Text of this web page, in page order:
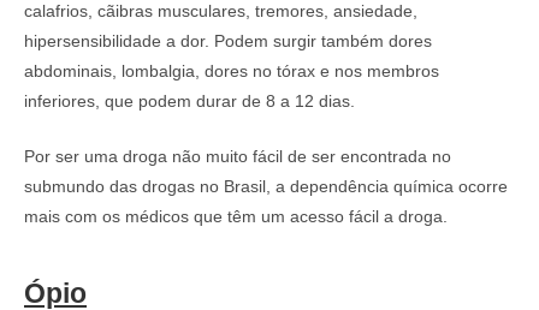
calafrios, cãibras musculares, tremores, ansiedade,
hipersensibilidade a dor. Podem surgir também dores
abdominais, lombalgia, dores no tórax e nos membros
inferiores, que podem durar de 8 a 12 dias.
Por ser uma droga não muito fácil de ser encontrada no
submundo das drogas no Brasil, a dependência química ocorre
mais com os médicos que têm um acesso fácil a droga.
Ópio